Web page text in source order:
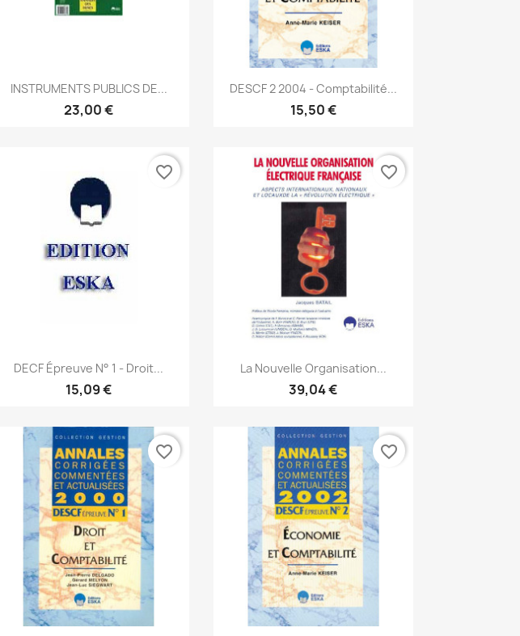
Aperçu rapide
INSTRUMENTS PUBLICS DE...
23,00 €
Aperçu rapide
DESCF 2 2004 - Comptabilité...
15,50 €
Aperçu rapide
DECF Épreuve N° 1 - Droit...
15,09 €
favorite_border
Aperçu rapide
La Nouvelle Organisation...
39,04 €
favorite_border
favorite_border favorite_border